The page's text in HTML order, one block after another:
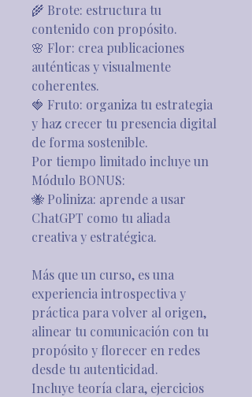
🌾 Brote: estructura tu
contenido con propósito.
🌸 Flor: crea publicaciones
auténticas y visualmente
coherentes.
🍓 Fruto: organiza tu estrategia
y haz crecer tu presencia digital
de forma sostenible.
Por tiempo limitado incluye un
Módulo BONUS:
🐝 Poliniza: aprende a usar
ChatGPT como tu aliada
creativa y estratégica.
Más que un curso, es una
experiencia introspectiva y
práctica para volver al origen,
alinear tu comunicación con tu
propósito y florecer en redes
desde tu autenticidad.
Incluye teoría clara, ejercicios